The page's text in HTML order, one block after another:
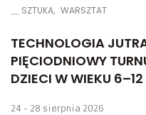
SZTUKA WARSZTAT
TECHNOLOGIA
PIĘCIODNIOWY
DZIECI W WIEKU 6–12
24 - 28 sierpnia 2026